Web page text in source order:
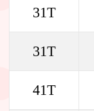
31T
31T
41T